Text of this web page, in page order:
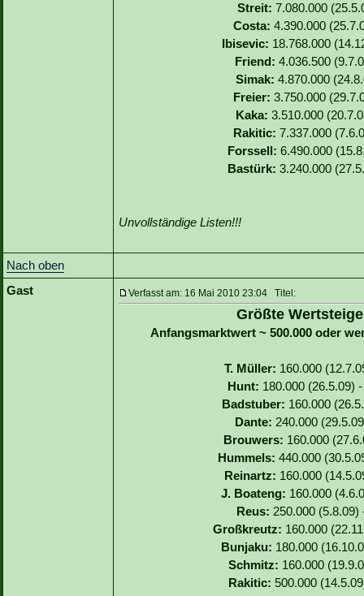
Streit: 7.080.000
Costa: 4.390.000
Ibisevic: 18.768.000
Friend: 4.036.500
Simak: 4.870.000
Freier: 3.750.000
Kaka: 3.510.000
Rakitic: 7.337.000
Forssell: 6.490.000
Bastürk: 3.240.000
Unvollständige Listen!!!
Nach oben
Gast
Verfasst am: 16 Mai 2010 23:04 Titel:
Größte
Anfangsmarktwert ~ 500.000 oder
T. Müller: 160.000
Hunt: 180.000 (26.5.09)
Badstuber: 160.000
Dante: 240.000
Brouwers: 160.000
Hummels: 440.000
Reinartz: 160.000
J. Boateng: 160.000
Reus: 250.000
Großkreutz: 160.000
Bunjaku: 180.000
Schmitz: 160.000
Rakitic:500.000